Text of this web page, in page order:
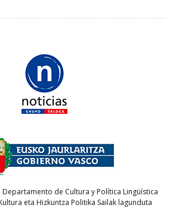
de Cultura y Política Lingüística
eta Hizkuntza Politika Sailak lagunduta